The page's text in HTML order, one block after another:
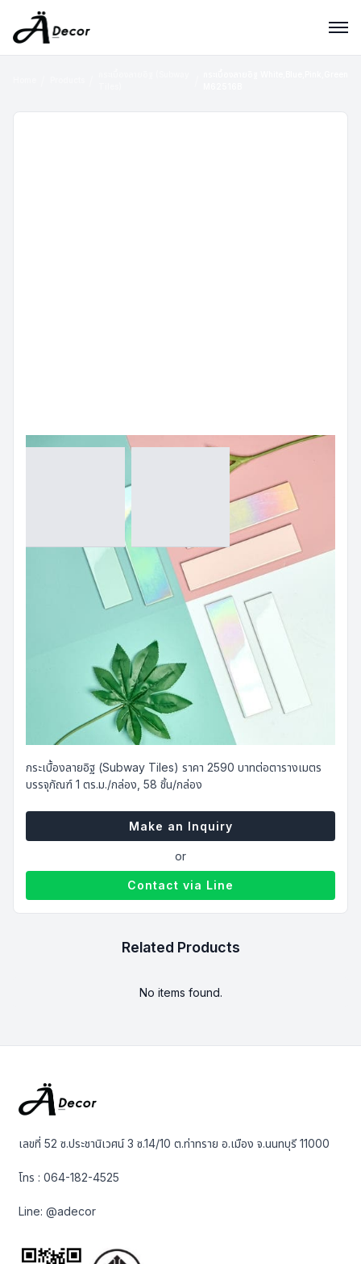
กระเบื้องลายอิฐ (SUBWAY TILES)
กระเบื้องลายอิฐ
White,Blue,Pink,Green
M62516B
65x265 mm
White, Blue, Pink, Green
2590.00
กระเบื้องลายอิฐ (Subway Tiles) ราคา 2590 บาทต่อตารางเมตร
บรรจุภัณฑ์ 1 ตร.ม./กล่อง, 58 ชิ้น/กล่อง
Make an Inquiry
or
Contact via Line
Related Products
No items found.
เลขที่ 52 ซ.ประชานิเวศน์ 3 ซ.14/10 ต.ท่าทราย อ.เมือง จ.นนทบุรี 11000
โทร :064-182-4525
Line:@adecor